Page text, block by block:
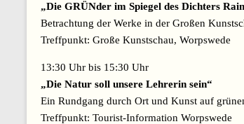
„Die GRÜNder im Spiegel des Dichters
Betrachtung der Werke in der Großen
Treffpunkt: Große Kunstschau, Worpswede
13:30 Uhr bis 15:30 Uhr
„Die Natur soll unsere Lehrerin sein“
Ein Rundgang durch Ort und Kunst auf
Treffpunkt: Tourist-Information Worpswede